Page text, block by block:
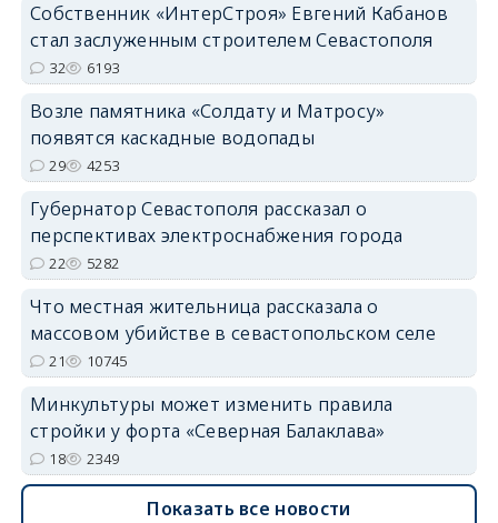
Собственник «ИнтерСтроя» Евгений Кабанов
стал заслуженным строителем Севастополя
32 6193
Возле памятника «Солдату и Матросу»
появятся каскадные водопады
29 4253
Губернатор Севастополя рассказал о
перспективах электроснабжения города
22 5282
Что местная жительница рассказала о
массовом убийстве в севастопольском селе
21 10745
Минкультуры может изменить правила
стройки у форта «Северная Балаклава»
18 2349
Показать все новости